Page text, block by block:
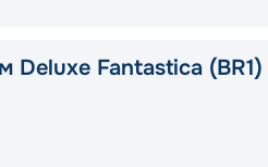
Deluxe Fantastica (BR1)